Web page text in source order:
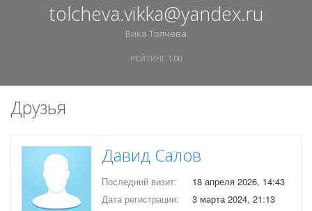
tolcheva.vikka@yandex.ru
Вика Толчева
РЕЙТИНГ 1.00
Друзья
Давид Салов
Последний визит:
18 апреля 2026, 14:43
Дата регистрации:
3 марта 2024, 21:13